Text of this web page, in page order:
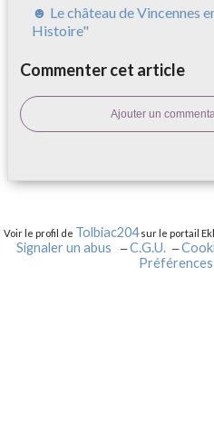
☻ Le château de Vincennes
Histoire"
Commenter cet article
Ajouter un
Voir le profil de Tolbiac204sur le portail
Signaler un abus
C.G.U.